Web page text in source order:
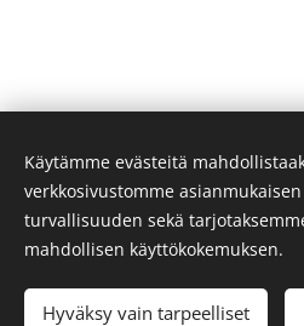
Käytämme evästeitä
verkkosivustomme
turvallisuuden sekä
mahdollisen käyttökokemuksen.
Hyväksy vain tarpeelliset